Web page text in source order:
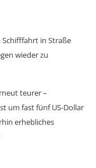
in Straße
wieder zu
teurer –
um fast fünf US-Dollar
erhebliches